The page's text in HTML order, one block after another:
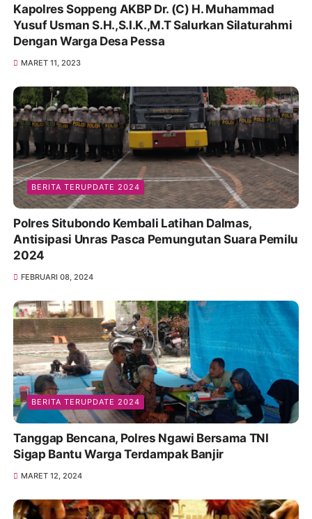
Kapolres Soppeng AKBP Dr. (C) H. Muhammad
Yusuf Usman S.H.,S.I.K.,M.T Salurkan Silaturahmi
Dengan Warga Desa Pessa
MARET 11, 2023
BERITA TERUPDATE 2024
Polres Situbondo Kembali Latihan Dalmas,
Antisipasi Unras Pasca Pemungutan Suara Pemilu
2024
FEBRUARI 08, 2024
BERITA TERUPDATE 2024
Tanggap Bencana, Polres Ngawi Bersama TNI
Sigap Bantu Warga Terdampak Banjir
MARET 12, 2024